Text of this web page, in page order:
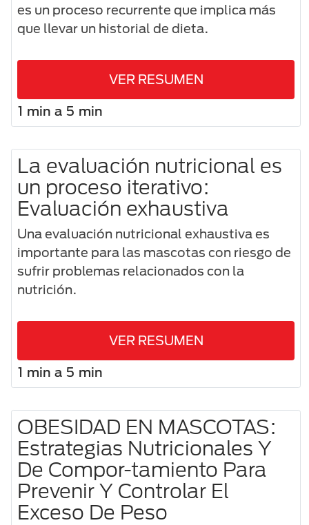
es un proceso recurrente que implica más
que llevar un historial de dieta.
VER RESUMEN
1 min a 5 min
La evaluación nutricional es
un proceso iterativo:
Evaluación exhaustiva
Una evaluación nutricional exhaustiva es
importante para las mascotas con riesgo de
sufrir problemas relacionados con la
nutrición.
VER RESUMEN
1 min a 5 min
OBESIDAD EN MASCOTAS:
Estrategias Nutricionales Y
De Compor-tamiento Para
Prevenir Y Controlar El
Exceso De Peso